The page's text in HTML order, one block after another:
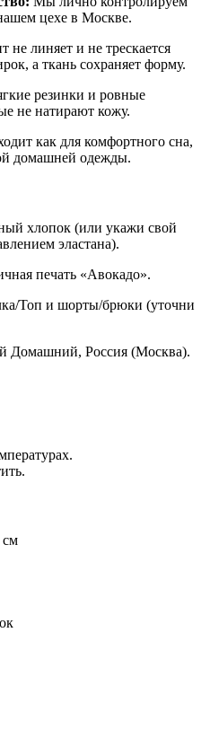
цехе в Москве.
не линяет и не трескается
а ткань сохраняет форму.
резинки и ровные
не натирают кожу.
как для комфортного сна,
домашней одежды.
хлопок (или укажи свой
эластана).
печать «Авокадо».
Топ и шорты/брюки (уточни
Домашний, Россия (Москва).
см